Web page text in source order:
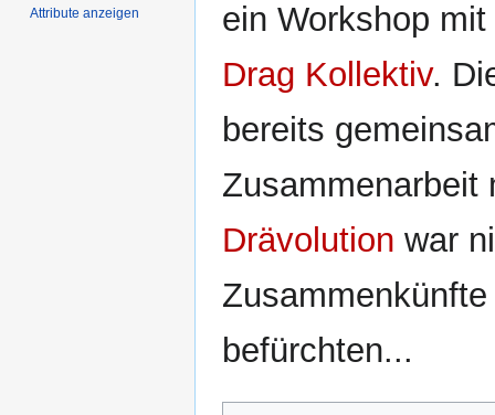
ein Workshop mit
Drag Kollektiv.
bereits
Zusammenarbeit
Drävolution war
befürchten...
Attribute anzeigen